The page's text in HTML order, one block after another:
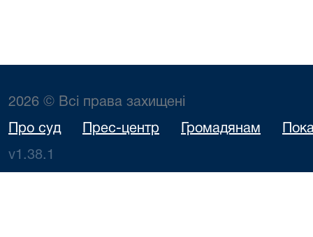
2026 © Всі права захищені
Про суд Прес-центр Громадянам
v1.38.1